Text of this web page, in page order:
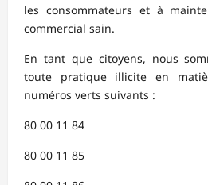
les consommateurs et à
commercial sain.
En tant que citoyens, nous
toute pratique illicite en
numéros verts suivants :
80 00 11 84
80 00 11 85